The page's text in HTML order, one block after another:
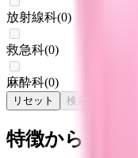
放射線科(0)
救急科(0)
麻酔科(0)
リセット 検索
特徴からさがす